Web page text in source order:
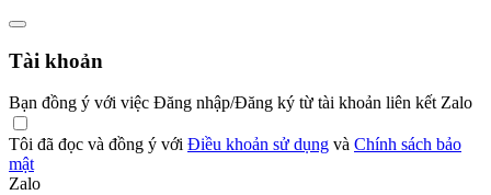
Tài khoản
Bạn đồng ý với việc Đăng nhập/Đăng ký từ tài khoản liên kết Zalo
Tôi đã đọc và đồng ý với Điều khoản sử dụng và Chính sách bảo
mật
Zalo